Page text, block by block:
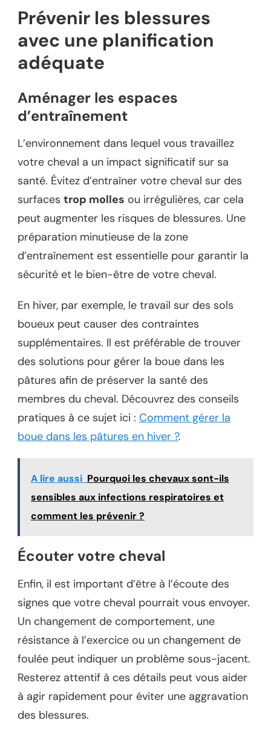
Prévenir les blessures
avec une planification
adéquate
Aménager les espaces
d’entraînement
L’environnement dans lequel vous travaillez
votre cheval a un impact significatif sur sa
santé. Évitez d’entraîner votre cheval sur des
surfaces trop molles ou irrégulières, car cela
peut augmenter les risques de blessures. Une
préparation minutieuse de la zone
d’entraînement est essentielle pour garantir la
sécurité et le bien-être de votre cheval.
En hiver, par exemple, le travail sur des sols
boueux peut causer des contraintes
supplémentaires. Il est préférable de trouver
des solutions pour gérer la boue dans les
pâtures afin de préserver la santé des
membres du cheval. Découvrez des conseils
pratiques à ce sujet ici : Comment gérer la
boue dans les pâtures en hiver ?.
A lire aussi Pourquoi les chevaux sont-ils
sensibles aux infections respiratoires et
comment les prévenir ?
Écouter votre cheval
Enfin, il est important d’être à l’écoute des
signes que votre cheval pourrait vous envoyer.
Un changement de comportement, une
résistance à l’exercice ou un changement de
foulée peut indiquer un problème sous-jacent.
Resterez attentif à ces détails peut vous aider
à agir rapidement pour éviter une aggravation
des blessures.